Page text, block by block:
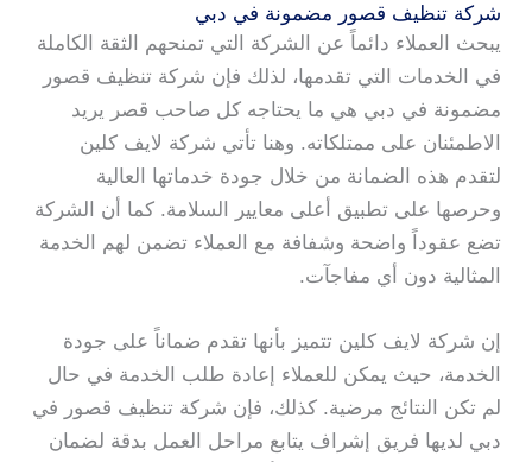
شركة تنظيف قصور مضمونة في دبي
يبحث العملاء دائماً عن الشركة التي تمنحهم الثقة الكاملة
في الخدمات التي تقدمها، لذلك فإن شركة تنظيف قصور
مضمونة في دبي هي ما يحتاجه كل صاحب قصر يريد
الاطمئنان على ممتلكاته. وهنا تأتي شركة لايف كلين
لتقدم هذه الضمانة من خلال جودة خدماتها العالية
وحرصها على تطبيق أعلى معايير السلامة. كما أن الشركة
تضع عقوداً واضحة وشفافة مع العملاء تضمن لهم الخدمة
المثالية دون أي مفاجآت.
إن شركة لايف كلين تتميز بأنها تقدم ضماناً على جودة
الخدمة، حيث يمكن للعملاء إعادة طلب الخدمة في حال
لم تكن النتائج مرضية. كذلك، فإن شركة تنظيف قصور في
دبي لديها فريق إشراف يتابع مراحل العمل بدقة لضمان